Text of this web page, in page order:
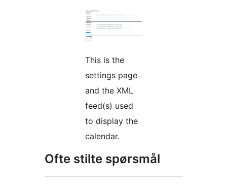
This is the
settings page
and the XML
feed(s) used
to display the
calendar.
Ofte stilte spørsmål